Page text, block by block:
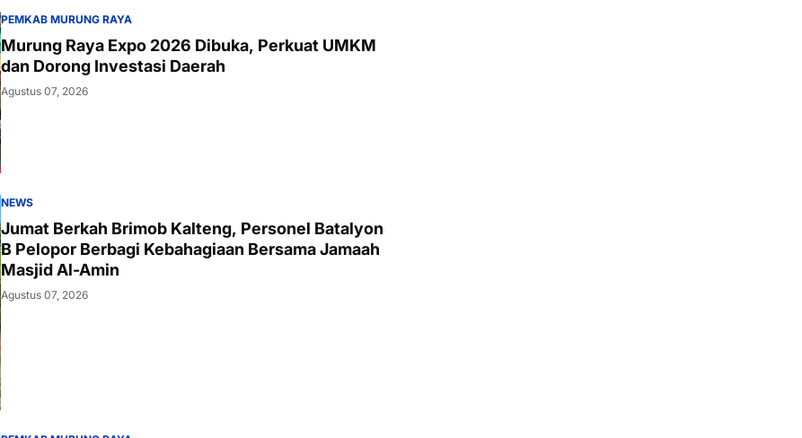
PEMKAB MURUNG RAYA
Murung Raya Expo 2026 Dibuka, Perkuat UMKM
dan Dorong Investasi Daerah
Agustus 07, 2026
NEWS
Jumat Berkah Brimob Kalteng, Personel Batalyon
B Pelopor Berbagi Kebahagiaan Bersama Jamaah
Masjid Al-Amin
Agustus 07, 2026